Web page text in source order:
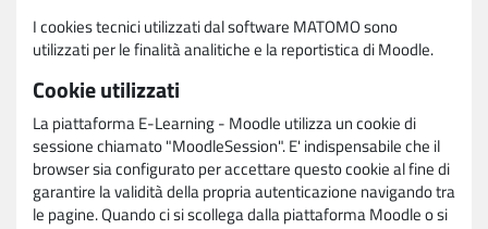
I cookies tecnici utilizzati dal software MATOMO sono
utilizzati per le finalità analitiche e la reportistica di Moodle.
Cookie utilizzati
La piattaforma E-Learning - Moodle utilizza un cookie di
sessione chiamato "MoodleSession". E' indispensabile che il
browser sia configurato per accettare questo cookie al fine di
garantire la validità della propria autenticazione navigando tra
le pagine. Quando ci si scollega dalla piattaforma Moodle o si